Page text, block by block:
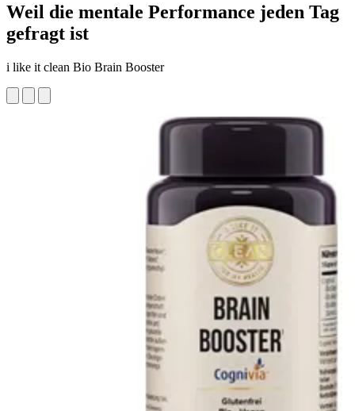
Weil die mentale Performance jeden Tag
gefragt ist
i like it clean Bio Brain Booster